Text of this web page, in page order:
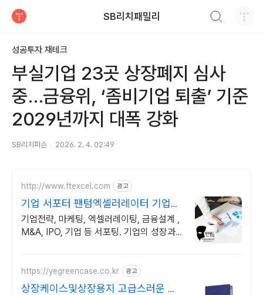
SB리치패밀리
성공투자 재테크
부실기업 23곳 상장폐지 심사
중…금융위, ‘좀비기업 퇴출’ 기준
2029년까지 대폭 강화
SB리치퍼슨 2026. 2. 4. 02:49
http://www.ftexcel.com 광고
기업 서포터 팬텀엑셀러레이터 기업의
전략가
기업전략, 마케팅, 엑셀러레이팅, 금융설계 ,
M&A, IPO, 기업 등 서포팅. 기업의 성장과
https://yegreencase.co.kr 광고
상장케이스및상장용지 고급스러운 차